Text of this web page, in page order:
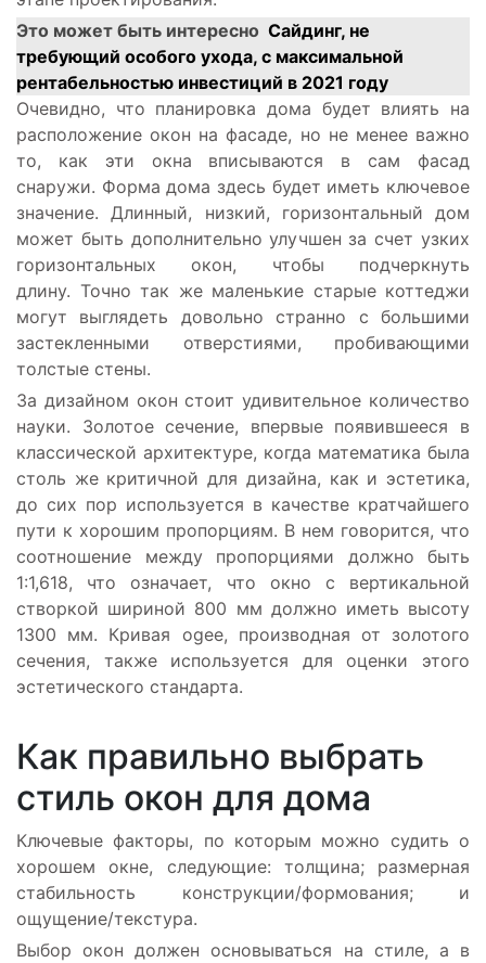
Это может быть интересно Сайдинг, не
требующий особого ухода, с максимальной
рентабельностью инвестиций в 2021 году
Очевидно, что планировка дома будет влиять на
расположение окон на фасаде, но не менее важно
то, как эти окна вписываются в сам фасад
снаружи. Форма дома здесь будет иметь ключевое
значение. Длинный, низкий, горизонтальный дом
может быть дополнительно улучшен за счет узких
горизонтальных окон, чтобы подчеркнуть
длину. Точно так же маленькие старые коттеджи
могут выглядеть довольно странно с большими
застекленными отверстиями, пробивающими
толстые стены.
За дизайном окон стоит удивительное количество
науки. Золотое сечение, впервые появившееся в
классической архитектуре, когда математика была
столь же критичной для дизайна, как и эстетика,
до сих пор используется в качестве кратчайшего
пути к хорошим пропорциям. В нем говорится, что
соотношение между пропорциями должно быть
1:1,618, что означает, что окно с вертикальной
створкой шириной 800 мм должно иметь высоту
1300 мм. Кривая ogee, производная от золотого
сечения, также используется для оценки этого
эстетического стандарта.
Как правильно выбрать
стиль окон для дома
Ключевые факторы, по которым можно судить о
хорошем окне, следующие: толщина; размерная
стабильность конструкции/формования; и
ощущение/текстура.
Выбор окон должен основываться на стиле, а в